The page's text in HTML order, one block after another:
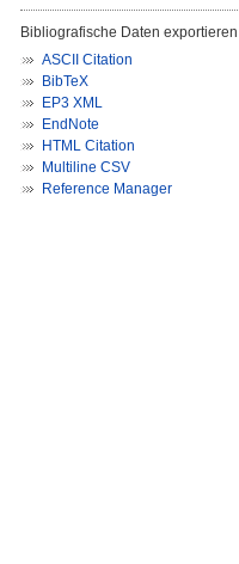
Bibliografische Daten exportieren
ASCII Citation
BibTeX
EP3 XML
EndNote
HTML Citation
Multiline CSV
Reference Manager